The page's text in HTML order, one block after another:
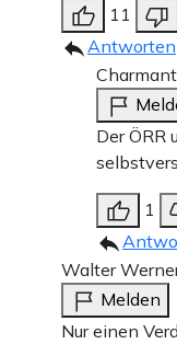
11
Antworten
Charmant
Der ÖRR
1
Walter
Melden
Nur einen